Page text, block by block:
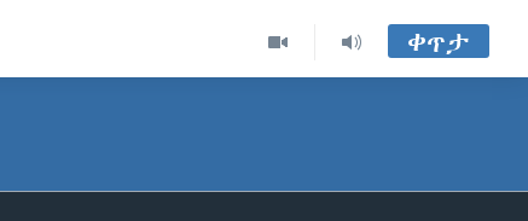
ቀጥታ